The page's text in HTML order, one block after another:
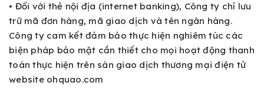
• Đối với thẻ nội địa (internet banking), Công ty chỉ lưu
trữ mã đơn hàng, mã giao dịch và tên ngân hàng.
Công ty cam kết đảm bảo thực hiện nghiêm túc các
biện pháp bảo mật cần thiết cho mọi hoạt động thanh
toán thực hiện trên sàn giao dịch thương mại điện tử
website ohquao.com